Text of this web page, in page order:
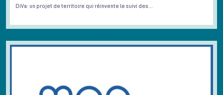
DiVa: un projet de territoire qui réinvente le suivi des…